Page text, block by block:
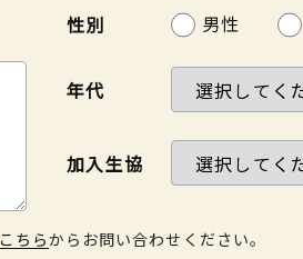
性別 男性
年代
加入生協
こちらからお問い合わせください。